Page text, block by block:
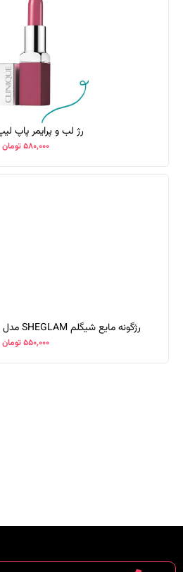
رژ لب و پرایمر پاپ
۵۸۰,۰۰۰تومان
رژگونه مایع شیگلم SHEGLAM مدل رز ریتوال (Rose ritual)
۵۵۰,۰۰۰تومان